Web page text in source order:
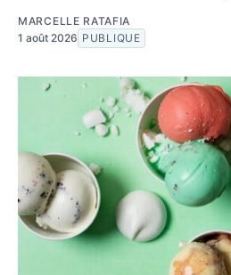
MARCELLE RATAFIA
1 août 2026 PUBLIQUE